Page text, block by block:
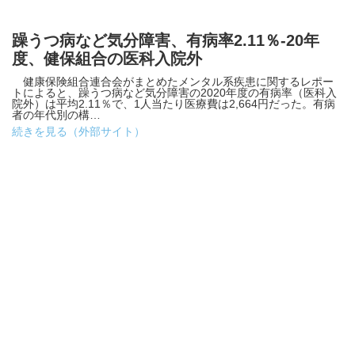
躁うつ病など気分障害、有病率2.11％-20年
度、健保組合の医科入院外
健康保険組合連合会がまとめたメンタル系疾患に関するレポー
トによると、躁うつ病など気分障害の2020年度の有病率（医科入
院外）は平均2.11％で、1人当たり医療費は2,664円だった。有病
者の年代別の構…
続きを見る（外部サイト）